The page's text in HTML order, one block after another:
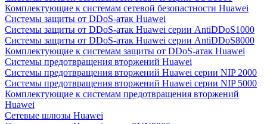
Комплектующие к системам сетевой безопастности Huawei
Системы защиты от DDoS-атак Huawei
Системы защиты от DDoS-атак Huawei серии AntiDDoS1000
Системы защиты от DDoS-атак Huawei серии AntiDDoS8000
Комплектующие к системам защиты от DDoS-атак Huawei
Системы предотвращения вторжений Huawei
Системы предотвращения вторжений Huawei серии NIP 2000
Системы предотвращения вторжений Huawei серии NIP 5000
Комплектующие к системам предотвращения вторжений
Huawei
Сетевые шлюзы Huawei